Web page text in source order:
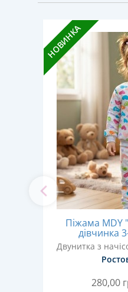
НОВИНКА
Піжама MDY
дівчинка
Двунитка з
280,00